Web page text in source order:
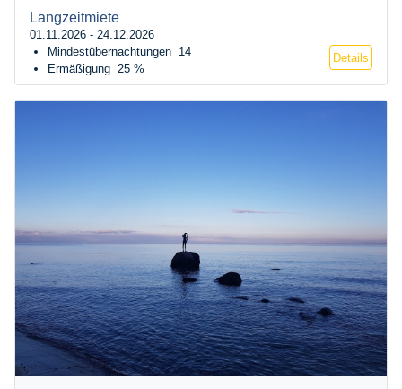
Langzeitmiete
01.11.2026 - 24.12.2026
Mindestübernachtungen 14
Ermäßigung 25 %
Details